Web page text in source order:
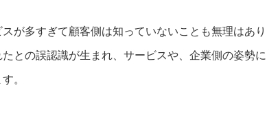
が多すぎて顧客側は知っていないことも無理はあり
との誤認識が生まれ、サービスや、企業側の姿勢に
。